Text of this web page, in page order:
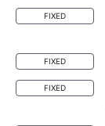
FIXED
FIXED
FIXED